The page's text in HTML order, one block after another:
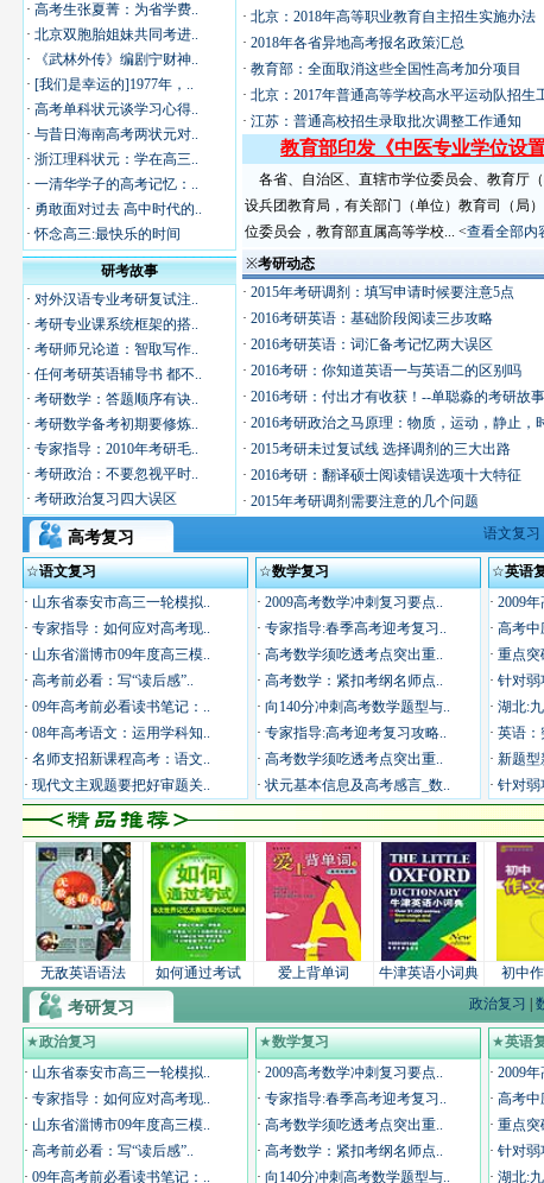
· 高考生张夏菁：为省学费..
· 北京双胞胎姐妹共同考进..
·
《武林外传》编剧宁财神..
· [我们是幸运的]1977年，..
· 高考单科状元谈学习心得..
· 与昔日海南高考两状元对..
· 浙江理科状元：学在高三..
· 一清华学子的高考记忆：..
· 勇敢面对过去 高中时代的..
·怀念高三:最快乐的时间
研考故事
· 对外汉语专业考研复试注..
· 考研专业课系统框架的搭..
· 考研师兄论道：智取写作..
· 任何考研英语辅导书 都不..
· 考研数学：答题顺序有诀..
· 考研数学备考初期要修炼..
· 专家指导：2010年考研毛..
· 考研政治：不要忽视平时..
· 考研政治复习四大误区
· 北京：2018年高等职业教育自主招生实施办法
· 2018年各省异地高考报名政策汇总
· 教育部：全面取消这些全国性高考加分项目
· 北京：2017年普通高等学校高水平运动队招生
· 江苏：普通高校招生录取批次调整工作通知
教育部印发《中医专业学位设
各省、自治区、直辖市学位委员会、教育厅
设兵团教育局，有关部门（单位）教育司（局
位委员会，教育部直属高等学校... <查看全部内
※考研动态
· 2015年考研调剂：填写申请时候要注意5点
· 2016考研英语：基础阶段阅读三步攻略
· 2016考研英语：词汇备考记忆两大误区
· 2016考研：你知道英语一与英语二的区别吗
· 2016考研：付出才有收获！--单聪淼的考研故事
· 2016考研政治之马原理：物质，运动，静止，
· 2015考研未过复试线 选择调剂的三大出路
· 2016考研：翻译硕士阅读错误选项十大特征
· 2015年考研调剂需要注意的几个问题
语文复习
高考复习
☆语文复习
· 山东省泰安市高三一轮模拟..
· 专家指导：如何应对高考现..
· 山东省淄博市09年度高三模..
· 高考前必看：写“读后感”..
· 09年高考前必看读书笔记：..
· 08年高考语文：运用学科知..
· 名师支招新课程高考：语文..
· 现代文主观题要把好审题关..
☆数学复习
· 2009高考数学冲刺复习要点..
· 专家指导:春季高考迎考复习..
· 高考数学须吃透考点突出重..
· 高考数学：紧扣考纲名师点..
· 向140分冲刺高考数学题型与..
· 专家指导:高考迎考复习攻略..
· 高考数学须吃透考点突出重..
· 状元基本信息及高考感言_数..
☆英语
· 2009
· 高考中
· 重点突
· 针对弱
· 湖北:
· 英语：
· 新题型
· 针对弱
无敌英语语法 如何通过考试 爱上背单词 牛津英语小词典 初中
政治复习
考研复习
★政治复习
· 山东省泰安市高三一轮模拟..
· 专家指导：如何应对高考现..
· 山东省淄博市09年度高三模..
· 高考前必看：写“读后感”..
· 09年高考前必看读书笔记：..
★数学复习
· 2009高考数学冲刺复习要点..
· 专家指导:春季高考迎考复习..
· 高考数学须吃透考点突出重..
· 高考数学：紧扣考纲名师点..
· 向140分冲刺高考数学题型与..
★英语
· 2009
· 高考中
· 重点突
· 针对弱
· 湖北: